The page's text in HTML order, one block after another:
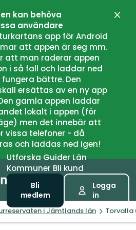
kan behöva
användare
app för Android
att appen är seg mm.
att man raderar appen
i så fall och laddar ned
bättre. Den
ersättas av en ny app
gamla appen laddar
lokalt i appen (för
men det innebär att
vissa telefoner - då
och laddas ned igen!
UtforskaGuiderLän
Kommuner Bli kund
Bli
medlem
Logga
in
i Jämtlands län Torvalla